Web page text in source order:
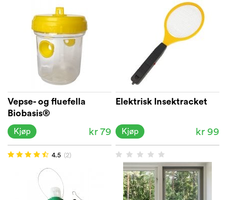
Vepse- og fluefella
Biobasis®
kr 79
Kjøp
Elektrisk Insektracket
kr 99
Kjøp
4.5 (2)